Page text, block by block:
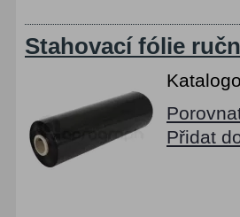
Stahovací fólie
Přidat